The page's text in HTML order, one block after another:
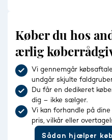
Køber du hos
ærlig
Vi gennemgår
undgår skjulte
Du får en dedikeret
dig – ikke sælger.
Vi kan forhandle på
pris, vilkår eller
Sådan hjælper